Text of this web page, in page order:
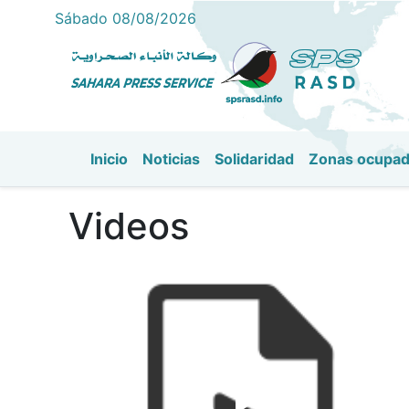
Sábado 08/08/2026
Inicio Noticias Solidaridad Zonas
Videos